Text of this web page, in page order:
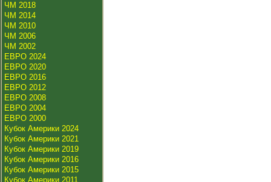
ЧМ 2018
ЧМ 2014
ЧМ 2010
ЧМ 2006
ЧМ 2002
ЕВРО 2024
ЕВРО 2020
ЕВРО 2016
ЕВРО 2012
ЕВРО 2008
ЕВРО 2004
ЕВРО 2000
Кубок Америки 2024
Кубок Америки 2021
Кубок Америки 2019
Кубок Америки 2016
Кубок Америки 2015
Кубок Америки 2011